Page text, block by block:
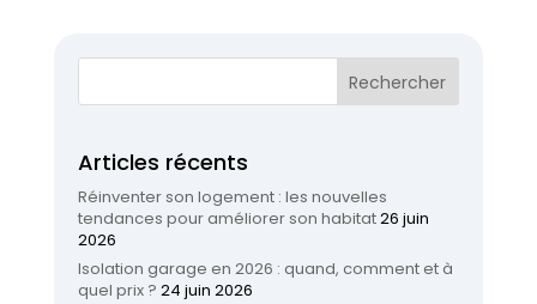
Articles récents
Réinventer son logement : les nouvelles
tendances pour améliorer son habitat26 juin
2026
Isolation garage en 2026 : quand, comment et à
quel prix ? 24 juin 2026